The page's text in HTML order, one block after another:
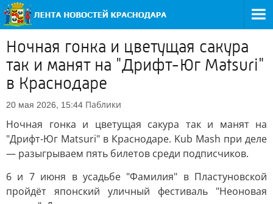
Ночная гонка и цветущая сакура
так и манят на "Дрифт-Юг Matsuri"
в Краснодаре
20 мая 2026, 15:44 Паблики
Ночная гонка и цветущая сакура так и манят на
"Дрифт-Юг Matsuri" в Краснодаре. Kub Mash при деле
— разыгрываем пять билетов среди подписчиков.
6 и 7 июня в усадьбе "Фамилия" в Пластуновской
пройдёт японский уличный фестиваль "Неоновая